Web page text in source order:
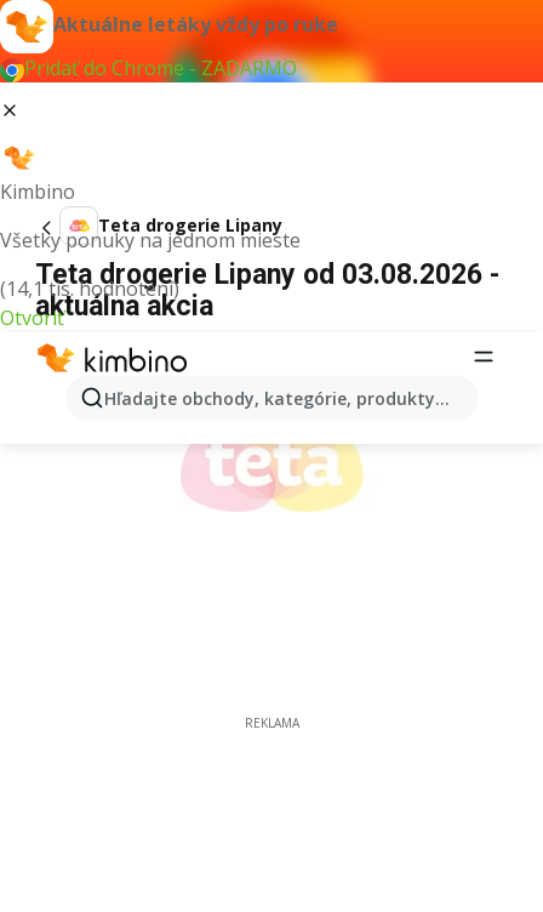
Aktuálne letáky vždy po ruke
Pridať do Chrome - ZADARMO
Kimbino
Všetky ponuky na jednom mieste
(14,1 tis. hodnotení)
Otvoriť
Hľadajte obchody, kategórie, produkty...
Teta drogerie Lipany
Teta drogerie Lipany od 03.08.2026 -
aktuálna akcia
REKLAMA